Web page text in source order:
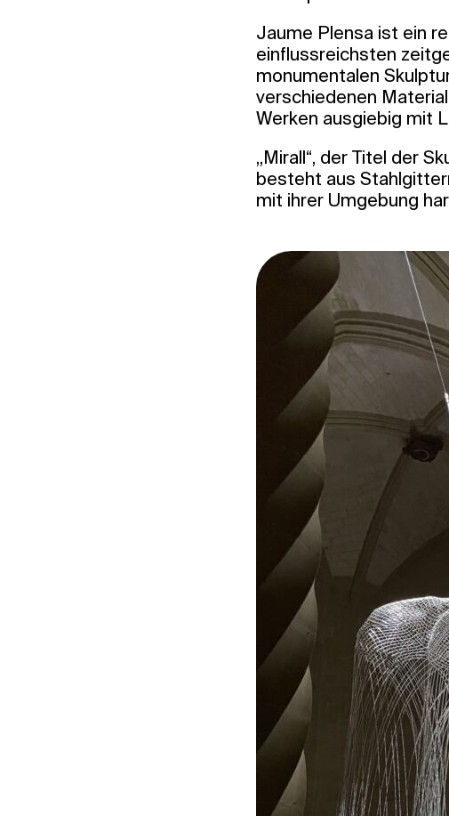
Jaume Plensa ist ein
einflussreichsten
monumentalen
verschiedenen
Werken ausgiebig mit
„Mirall“, der Titel der
besteht aus
mit ihrer Umgebung